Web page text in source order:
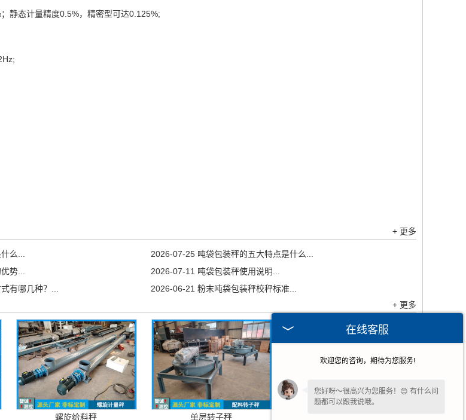
静态计量精度0.5%，精密型可达0.125%;
+ 更多
么... 2026-07-25 吨袋包装秤的五大特点是什么...
势... 2026-07-11 吨袋包装秤使用说明...
有哪几种？... 2026-06-21 粉末吨袋包装秤校秤标准...
+ 更多
螺旋给料秤 单层转子秤
在线客服
欢迎您的咨询，期待为您服务!
您好呀～很高兴为您服务！😊 有什么问
题都可以跟我说哦。